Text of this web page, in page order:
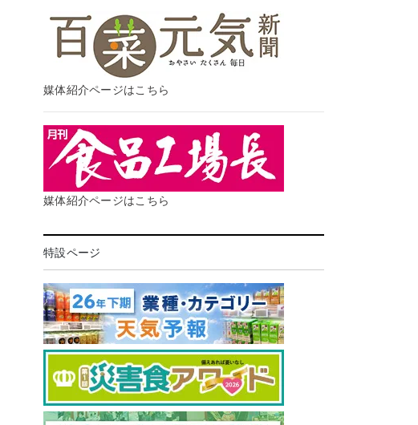
媒体紹介ページはこちら
媒体紹介ページはこちら
特設ページ